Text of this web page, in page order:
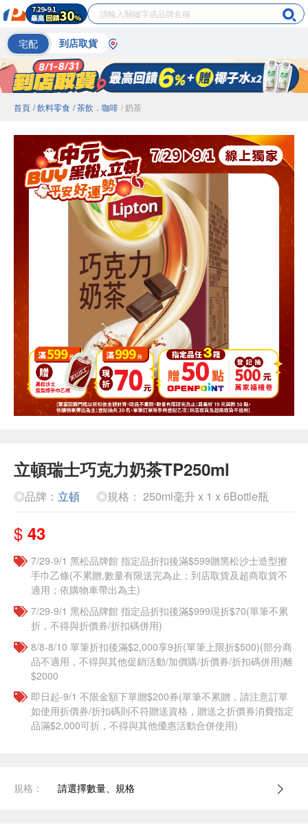
宅配 到店取貨
首頁 / 飲料零食 / 茶飲．咖啡 / 奶茶
立頓瑞士巧克力奶茶TP250ml
◎品牌： 立頓 ◎規格： 250ml毫升 x 1 x 6Bottle瓶
$ 43
7/29-9/1 黑松品牌館 指定品折扣後滿$599贈黑松沙士造型擦
手巾乙條(不累贈,數量有限送完為止；到店取貨及超商取貨不
適用；依購物車帶出為主)
7/29-9/1 黑松品牌館 指定品折扣後滿$999現折$70(單筆不累
折，不得與折價券/折扣碼併用)
8/8-8/10 單筆折扣後滿$2,000享9折(單筆上限折$500)(部分商
品不適用，不得與其他促銷活動/加價購/折價券/折扣碼併用)離
$2000
即日起-9/1 不限金額下單贈$200券(單筆不累贈，請注意訂單
如使用折價券/折扣碼則不符贈送資格，贈送之折價券消費指定
品滿$2,000可折，不得與其他優惠活動合併使用)
規格： 請選擇數量、規格